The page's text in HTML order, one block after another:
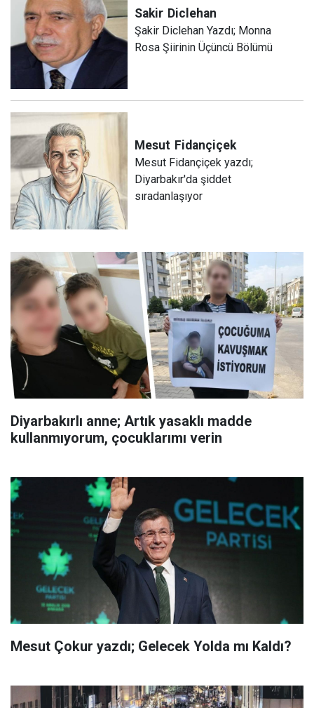
Sakir Diclehan
Şakir Diclehan Yazdı; Monna
Rosa Şiirinin Üçüncü Bölümü
Mesut Fidançiçek
Mesut Fidançiçek yazdı;
Diyarbakır'da şiddet
sıradanlaşıyor
Diyarbakırlı anne; Artık yasaklı madde
kullanmıyorum, çocuklarımı verin
Mesut Çokur yazdı; Gelecek Yolda mı Kaldı?